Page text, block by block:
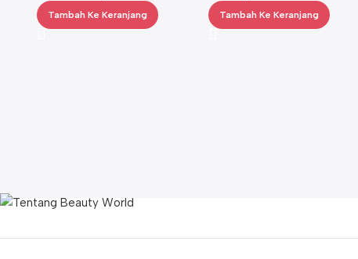
Tambah Ke Keranjang Tambah Ke Keranjang